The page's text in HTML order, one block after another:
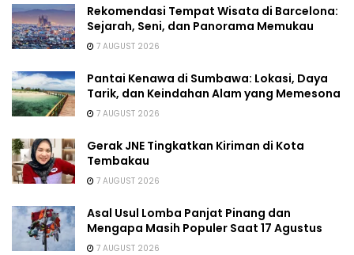
Rekomendasi Tempat Wisata di Barcelona:
Sejarah, Seni, dan Panorama Memukau
7 AUGUST 2026
Pantai Kenawa di Sumbawa: Lokasi, Daya
Tarik, dan Keindahan Alam yang Memesona
7 AUGUST 2026
Gerak JNE Tingkatkan Kiriman di Kota
Tembakau
7 AUGUST 2026
Asal Usul Lomba Panjat Pinang dan
Mengapa Masih Populer Saat 17 Agustus
7 AUGUST 2026